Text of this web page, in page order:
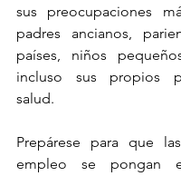
sus preocupaciones
padres ancianos,
países, niños
incluso sus propios
salud.
Prepárese para que
empleo se pongan